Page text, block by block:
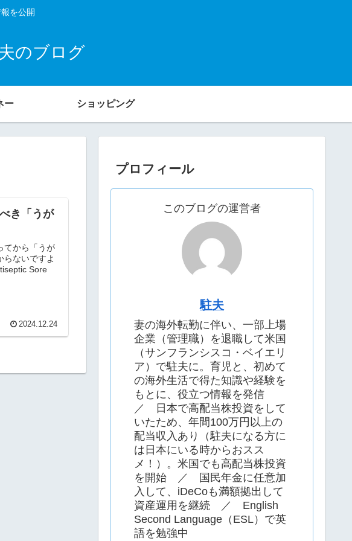
を公開
のブログ
ー ショッピング
き「うが
てから「うが
らないですよ
Sore
2024.12.24
プロフィール
このブログの運営者
駐夫
妻の海外転勤に伴い、一部上場
企業（管理職）を退職して米国
（サンフランシスコ・ベイエリ
ア）で駐夫に。育児と、初めて
の海外生活で得た知識や経験を
もとに、役立つ情報を発信
／ 日本で高配当株投資をして
いたため、年間100万円以上の
配当収入あり（駐夫になる方に
は日本にいる時からおスス
メ！）。米国でも高配当株投資
を開始 ／ 国民年金に任意加
入して、iDeCoも満額拠出して
資産運用を継続 ／ English
Second Language（ESL）で英
語を勉強中